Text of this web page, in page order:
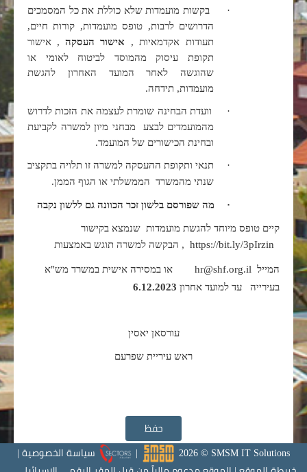
·
בקשות מועמדות שלא כוללת את כל המסמכים
הדרושים לרבות, טופס מועמדות, קורות חיים,
תעודות אקדמאיות , אישור העסקה , אישור
תקופת עיסוק מהמוסד לביטוח לאומי או
שהוגשה לאחר המועד האחרון להגשת
מועמדות, תידחה.
·
וועדת הבחינה שומרת לעצמה את הזכות לדרוש
מהמועמדים לבצע מבחני מיון למשרה לקביעת
ובחינת הכישורים של המועמד.
·
תנאי ותקופת ההעסקה למשרה זו תלויה בתקציב
שנתי מהמשרד הממשלתי או הגוף הממן.
·
מה שפורסם בלשון זכר הכוונה גם ללשון נקבה
קיים טופס מיוחד להגשת מועמדות שנמצא בקישור
https://bit.ly/3pIrzin
,הבקשה למשרה תוגש באמצעות
המייל hr@shf.org.il
או במסירה אישית במשרד מש"א
בעירייה עד למועד אחרון
6.12.2023
עורסאן יאסין
ראש עיריית שפרעם
حفظ
SMSM IT Solutions
©
2026
| سياسة الخصوصية|